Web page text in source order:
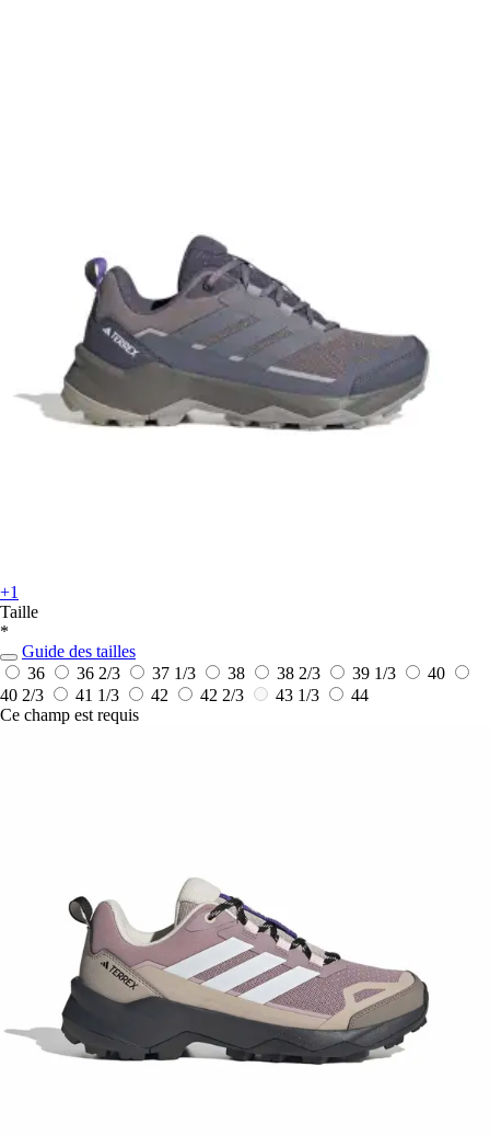
+1
Taille
*
Guide des tailles
36
36 2/3 37 1/3 38 38 2/3 39 1/3
40
40 2/3
41 1/3 42 42 2/3 43 1/3
44
Ce champ est requis